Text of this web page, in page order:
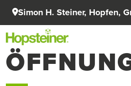
Simon H. Steiner, Hopfen,